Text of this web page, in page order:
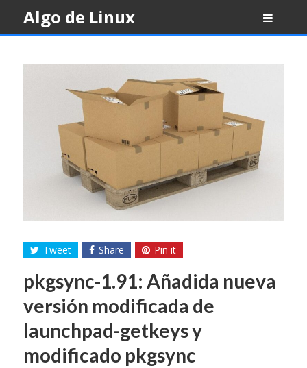
content
Algo de Linux
Tweet Share Pin it
pkgsync-1.91: Añadida nueva
versión modificada de
launchpad-getkeys y
modificado pkgsync